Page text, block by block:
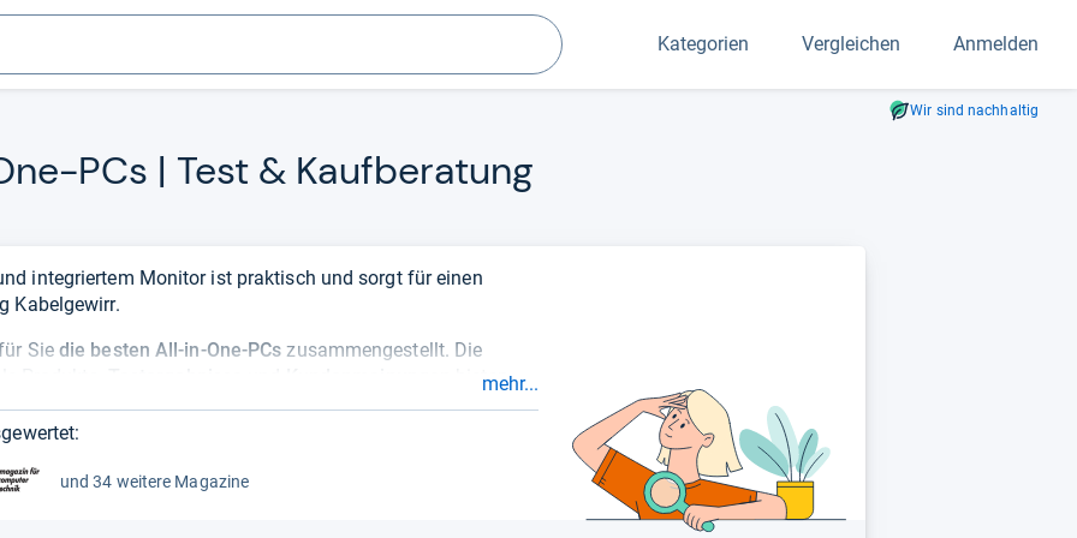
Suchen Kategorien Vergleichen Anmelden
Wir sind nachhaltig
​PCs | Test & Kauf­be­ra­tung
integriertem Monitor ist praktisch und sorgt für einen
Kabelgewirr.
Sie die besten All-in-One-PCs zusammengestellt. Die
bietenmehr...
und 34 weitere Magazine